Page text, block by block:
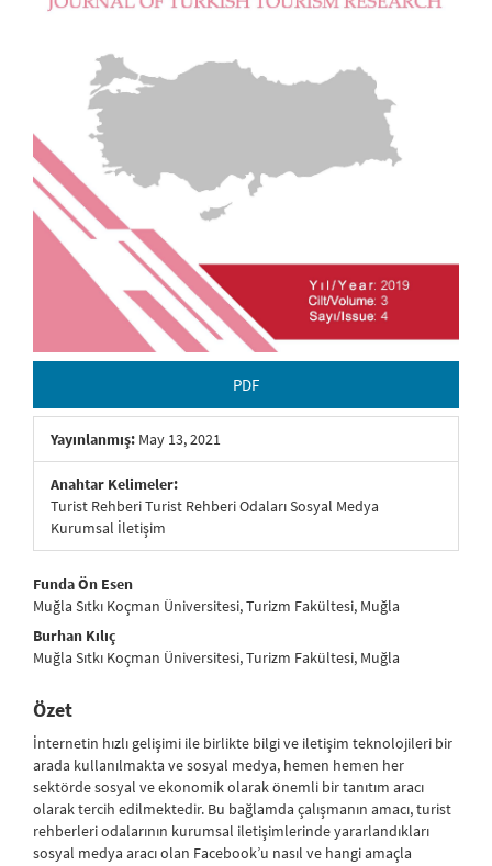
PDF
Yayınlanmış: May 13, 2021
Anahtar Kelimeler:
Turist Rehberi Turist Rehberi Odaları Sosyal Medya
Kurumsal İletişim
##plugins.themes.bootstrap3.article.main##
Funda Ön Esen
Muğla Sıtkı Koçman Üniversitesi, Turizm Fakültesi, Muğla
Burhan Kılıç
Muğla Sıtkı Koçman Üniversitesi, Turizm Fakültesi, Muğla
Özet
İnternetin hızlı gelişimi ile birlikte bilgi ve iletişim teknolojileri bir
arada kullanılmakta ve sosyal medya, hemen hemen her
sektörde sosyal ve ekonomik olarak önemli bir tanıtım aracı
olarak tercih edilmektedir. Bu bağlamda çalışmanın amacı, turist
rehberleri odalarının kurumsal iletişimlerinde yararlandıkları
sosyal medya aracı olan Facebook’u nasıl ve hangi amaçla